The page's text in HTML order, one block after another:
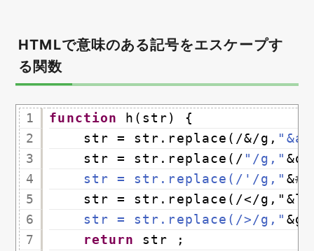
HTMLで意味のある記号をエスケープす
る関数
1
2
3
4
5
6
7
function
h(str) {
str = str.replace(/&/g,
str = str.replace(/ "/g,"
str = str.replace(/'/g," &
str = str.replace(/</
str = str.replace(/>/g,"
return
str ;